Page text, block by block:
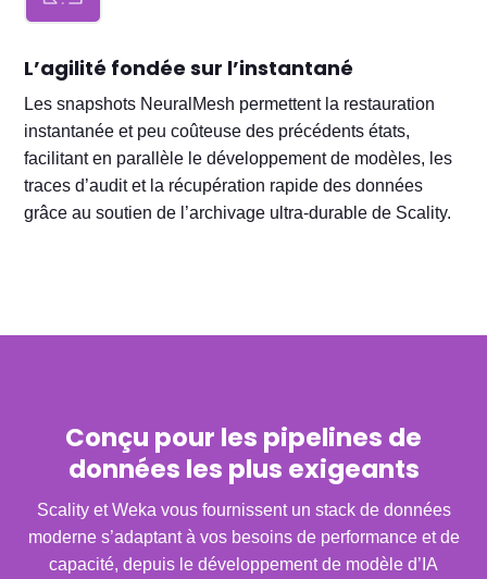
L’agilité fondée sur l’instantané
Les snapshots NeuralMesh permettent la restauration
instantanée et peu coûteuse des précédents états,
facilitant en parallèle le développement de modèles, les
traces d’audit et la récupération rapide des données
grâce au soutien de l’archivage ultra-durable de Scality.
Conçu pour les pipelines de
données les plus exigeants
Scality et Weka vous fournissent un stack de données
moderne s’adaptant à vos besoins de performance et de
capacité, depuis le développement de modèle d’IA